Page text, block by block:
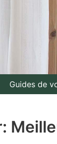
Guides de